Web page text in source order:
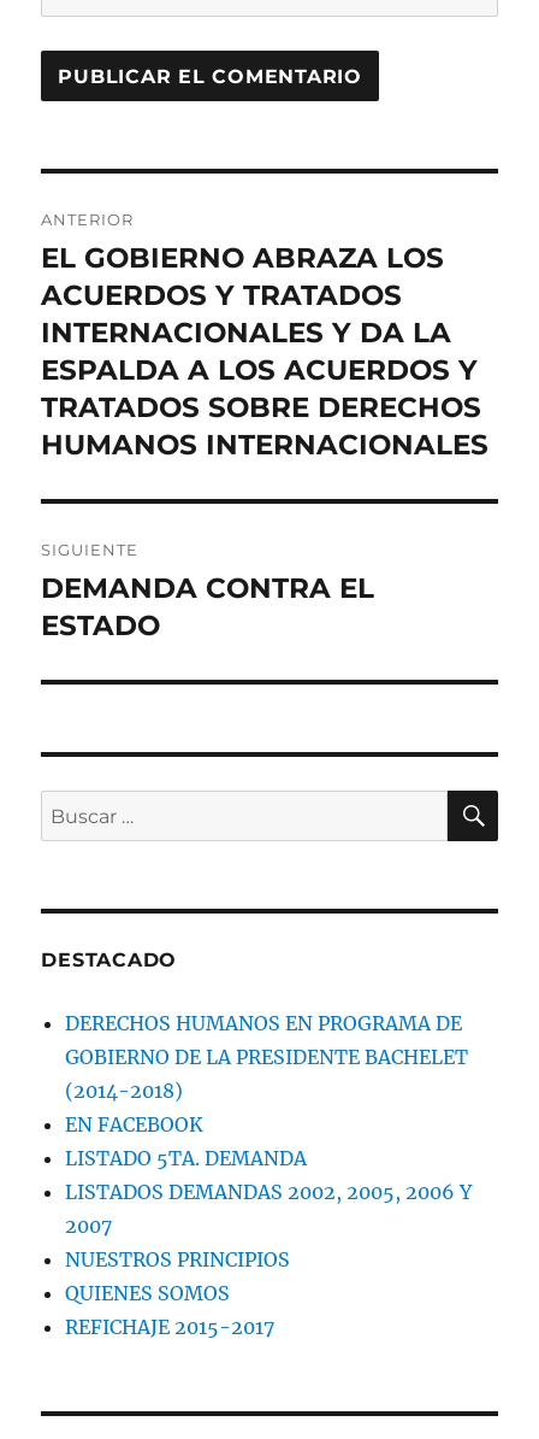
de
entradas
ANTERIOR
Entrada
anterior:
EL GOBIERNO ABRAZA LOS
ACUERDOS Y TRATADOS
INTERNACIONALES Y DA LA
ESPALDA A LOS ACUERDOS Y
TRATADOS SOBRE DERECHOS
HUMANOS INTERNACIONALES
SIGUIENTE
Entrada
siguiente:
DEMANDA CONTRA EL
ESTADO
Buscar
por:
DESTACADO
DERECHOS HUMANOS EN PROGRAMA DE
GOBIERNO DE LA PRESIDENTE BACHELET
(2014-2018)
EN FACEBOOK
LISTADO 5TA. DEMANDA
LISTADOS DEMANDAS 2002, 2005, 2006 Y
2007
NUESTROS PRINCIPIOS
QUIENES SOMOS
REFICHAJE 2015-2017